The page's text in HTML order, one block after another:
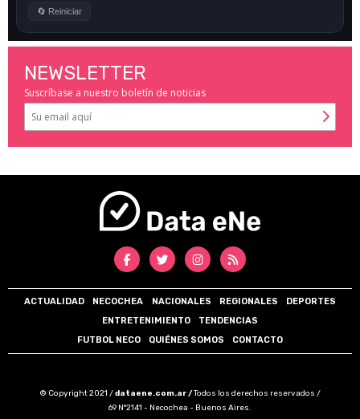
NEWSLETTER
Suscríbase a nuestro boletín de noticias
ACTUALIDAD NECOCHEA NACIONALES REGIONALES
DEPORTES
ENTRETENIMIENTO
TENDENCIAS
FUTBOL NECO
QUIÉNES SOMOS CONTACTO
© Copyright 2021 /dataene.com.ar /Todos los derechos reservados /
69 N°2141 - Necochea - Buenos Aires.